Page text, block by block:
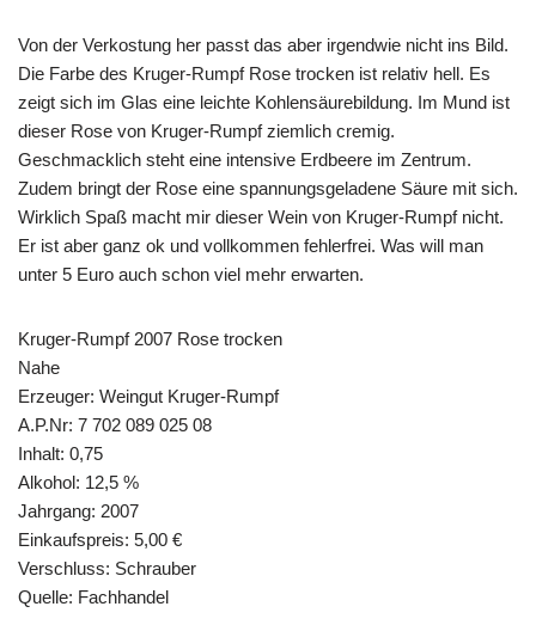
Von der Verkostung her passt das aber irgendwie nicht ins Bild.
Die Farbe des Kruger-Rumpf Rose trocken ist relativ hell. Es
zeigt sich im Glas eine leichte Kohlensäurebildung. Im Mund ist
dieser Rose von Kruger-Rumpf ziemlich cremig.
Geschmacklich steht eine intensive Erdbeere im Zentrum.
Zudem bringt der Rose eine spannungsgeladene Säure mit sich.
Wirklich Spaß macht mir dieser Wein von Kruger-Rumpf nicht.
Er ist aber ganz ok und vollkommen fehlerfrei. Was will man
unter 5 Euro auch schon viel mehr erwarten.
Kruger-Rumpf 2007 Rose trocken
Nahe
Erzeuger: Weingut Kruger-Rumpf
A.P.Nr: 7 702 089 025 08
Inhalt: 0,75
Alkohol: 12,5 %
Jahrgang: 2007
Einkaufspreis: 5,00 €
Verschluss: Schrauber
Quelle: Fachhandel